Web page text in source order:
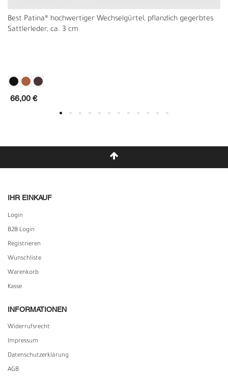
Best Patina® hochwertiger Wechselgürtel, pflanzlich gegerbtes
Sattlerleder, ca. 3 cm
66,00 €
IHR EINKAUF
Login
B2B Login
Registrieren
Wunschliste
Warenkorb
Kasse
INFORMATIONEN
Widerrufs­recht
Impressum
Daten­schutz­erklärung
AGB